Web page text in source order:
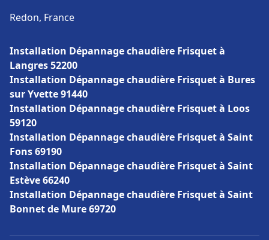
Redon, France
Installation Dépannage chaudière Frisquet à
Langres 52200
Installation Dépannage chaudière Frisquet à Bures
sur Yvette 91440
Installation Dépannage chaudière Frisquet à Loos
59120
Installation Dépannage chaudière Frisquet à Saint
Fons 69190
Installation Dépannage chaudière Frisquet à Saint
Estève 66240
Installation Dépannage chaudière Frisquet à Saint
Bonnet de Mure 69720